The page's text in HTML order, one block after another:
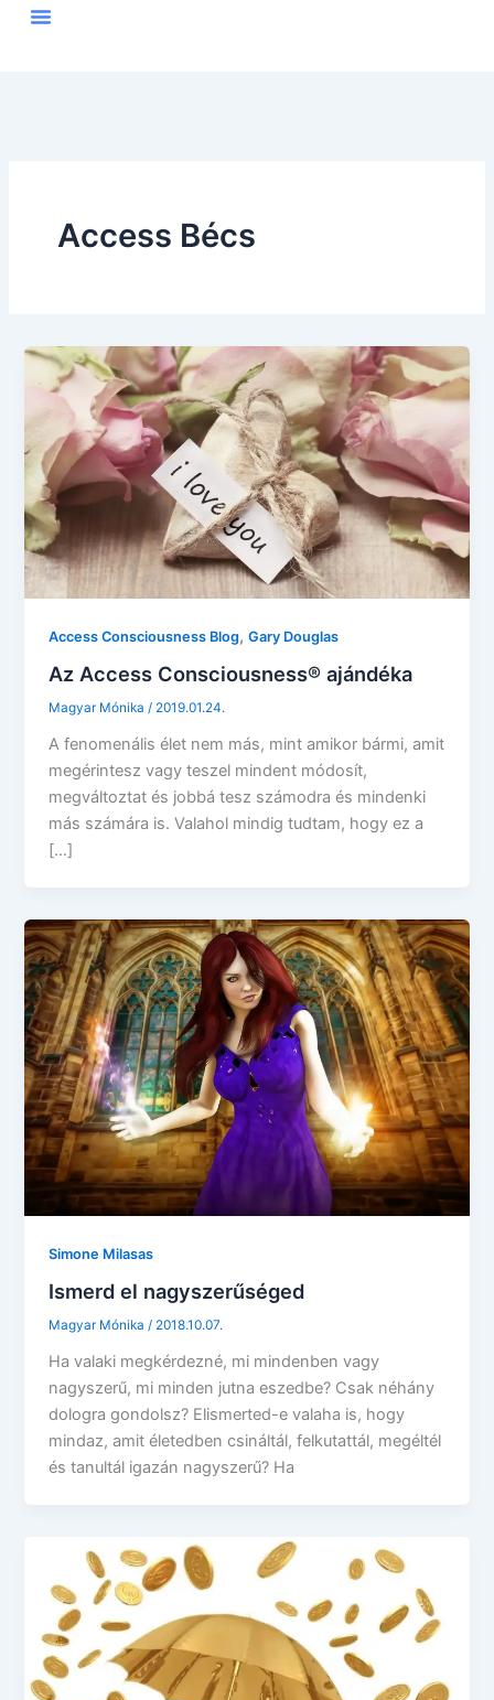
Access Bécs
Access Consciousness Blog,Gary Douglas
Az Access Consciousness® ajándéka
Magyar Mónika/ 2019.01.24.
A fenomenális élet nem más, mint amikor bármi, amit
megérintesz vagy teszel mindent módosít,
megváltoztat és jobbá tesz számodra és mindenki
más számára is. Valahol mindig tudtam, hogy ez a
[…]
Simone Milasas
Ismerd el nagyszerűséged
Magyar Mónika/ 2018.10.07.
Ha valaki megkérdezné, mi mindenben vagy
nagyszerű, mi minden jutna eszedbe? Csak néhány
dologra gondolsz? Elismerted-e valaha is, hogy
mindaz, amit életedben csináltál, felkutattál, megéltél
és tanultál igazán nagyszerű? Ha